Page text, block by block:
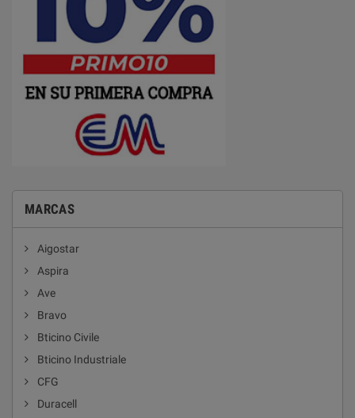
MARCAS
Aigostar
Aspira
Ave
Bravo
Bticino Civile
Bticino Industriale
CFG
Duracell